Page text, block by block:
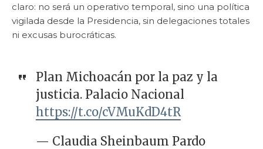
claro: no será un operativo temporal, sino una política
vigilada desde la Presidencia, sin delegaciones totales
ni excusas burocráticas.
Plan Michoacán por la paz y la
justicia. Palacio Nacional
https://t.co/cVMuKdD4tR
— Claudia Sheinbaum Pardo